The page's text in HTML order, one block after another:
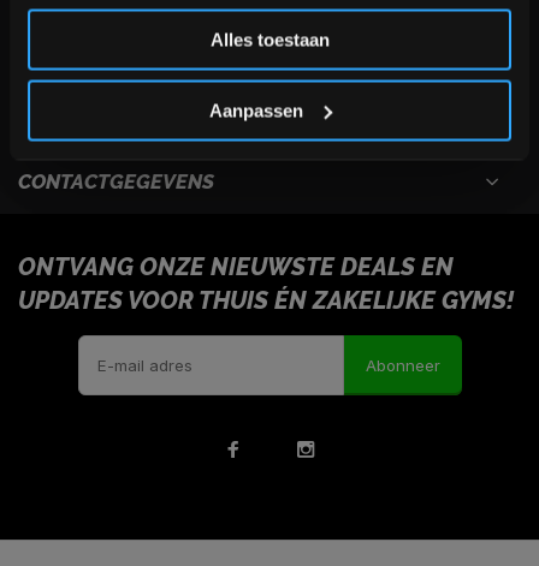
Alles toestaan
Aanpassen
CONTACTGEGEVENS
ONTVANG ONZE NIEUWSTE DEALS EN
UPDATES VOOR THUIS ÉN ZAKELIJKE GYMS!
Abonneer
Inschrijven
*Verzendkosten vallen buiten de korting